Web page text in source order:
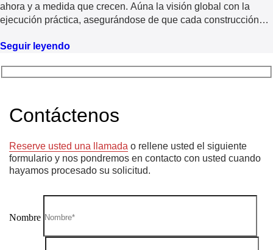
ahora y a medida que crecen. Aúna la visión global con la
ejecución práctica, asegurándose de que cada construcción
Seguir leyendo
Contáctenos
Reserve usted una llamada o rellene usted el siguiente
formulario y nos pondremos en contacto con usted cuando
hayamos procesado su solicitud.
Nombre